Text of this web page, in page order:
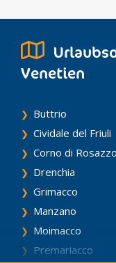
Venetien
Buttrio
Cividale del Friuli
Corno di Rosazzo
Drenchia
Grimacco
Manzano
Moimacco
Premariacco